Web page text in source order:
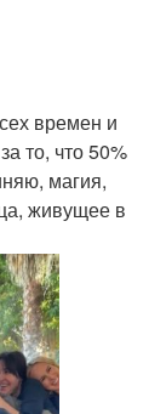
времен и
то, что 50%
магия,
живущее в